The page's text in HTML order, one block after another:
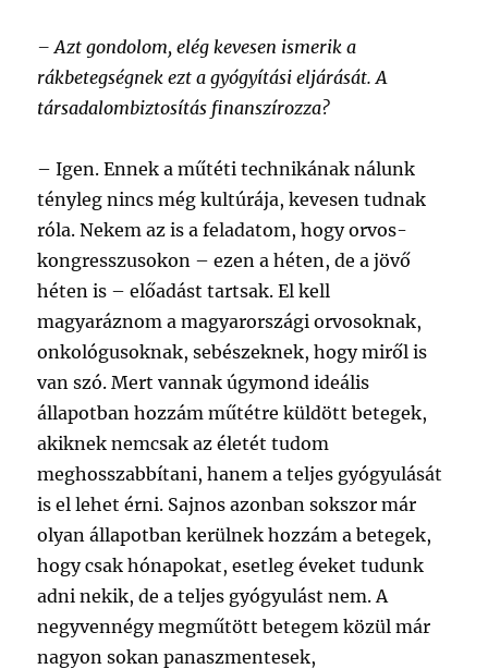
– Azt gondolom, elég kevesen ismerik a
rákbetegségnek ezt a gyógyítási eljárását. A
társadalombiztosítás finanszírozza?
–Igen. Ennek a műtéti technikának nálunk
tényleg nincs még kultúrája, kevesen tudnak
róla. Nekem az is a feladatom, hogy orvos-
kongresszusokon – ezen a héten, de a jövő
héten is – előadást tartsak. El kell
magyaráznom a magyarországi orvosoknak,
onkológusoknak, sebészeknek, hogy miről is
van szó. Mert vannak úgymond ideális
állapotban hozzám műtétre küldött betegek,
akiknek nemcsak az életét tudom
meghosszabbítani, hanem a teljes gyógyulását
is el lehet érni. Sajnos azonban sokszor már
olyan állapotban kerülnek hozzám a betegek,
hogy csak hónapokat, esetleg éveket tudunk
adni nekik, de a teljes gyógyulást nem. A
negyvennégy megműtött betegem közül már
nagyon sokan panaszmentesek,